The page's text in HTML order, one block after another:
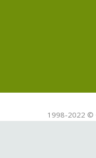
1998-2022 ©